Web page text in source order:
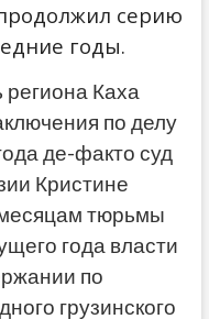
серию
годы.
региона Каха
по делу
де-факто суд
Кристине
тюрьмы
года власти
по
грузинского